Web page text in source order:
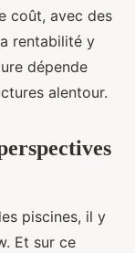
coût, avec des
rentabilité y
dépende
alentour.
piscines, il y
Et sur ce